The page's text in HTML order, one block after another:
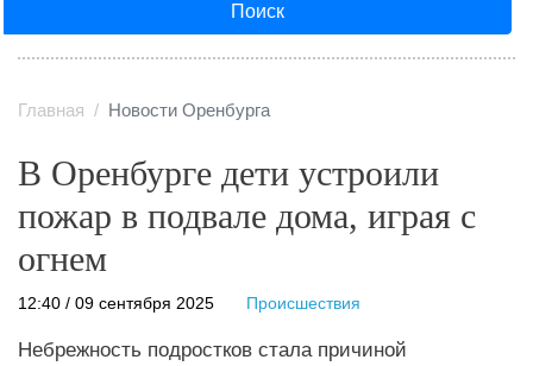
Поиск
Главная Новости Оренбурга
В Оренбурге дети устроили
пожар в подвале дома, играя с
огнем
12:40 / 09 сентября 2025 Происшествия
Небрежность подростков стала причиной